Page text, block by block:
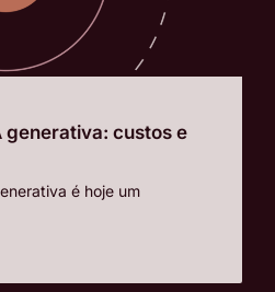
generativa: custos e
é hoje um